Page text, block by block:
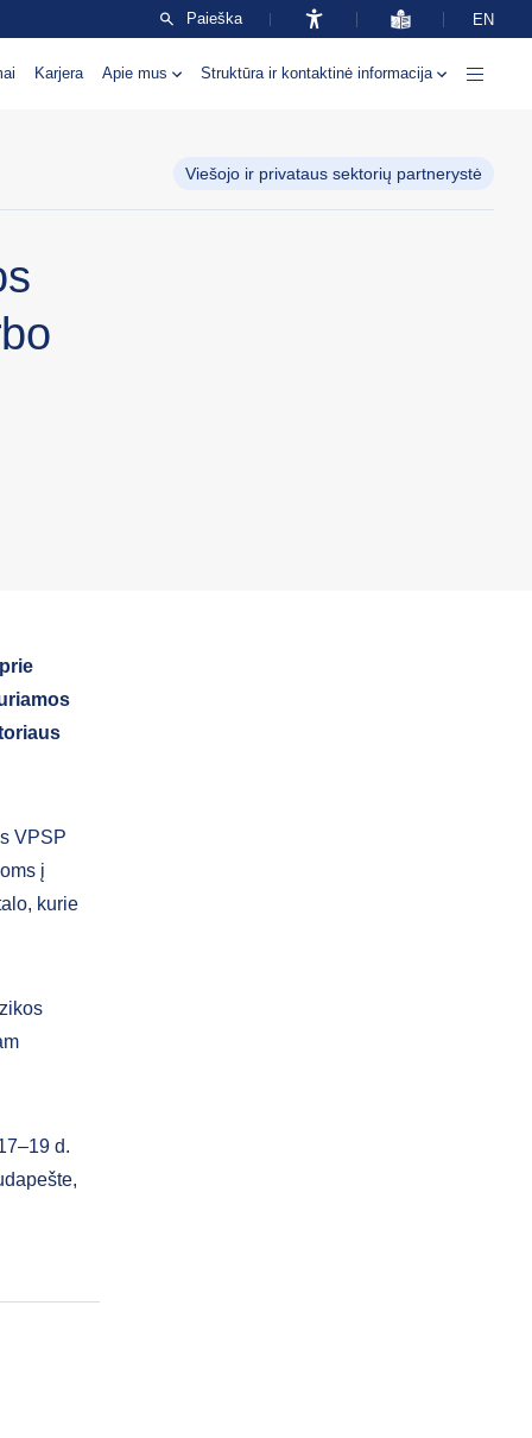
Paieška EN
Karjera Apie mus Struktūra ir kontaktinė informacija
Viešojo ir privataus sektorių partnerystė
VPSP
į
kurie
d.